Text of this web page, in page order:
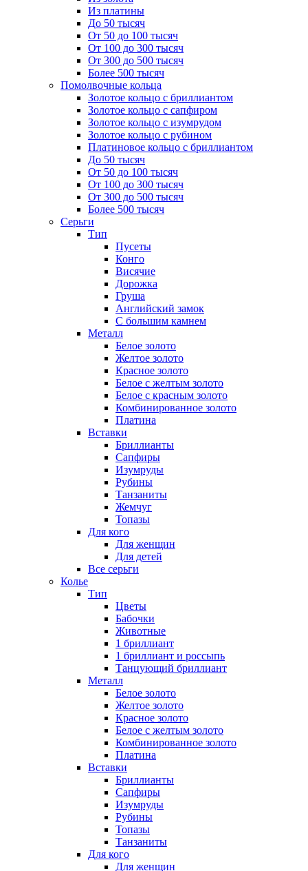
Из платины
До 50 тысяч
От 50 до 100 тысяч
От 100 до 300 тысяч
От 300 до 500 тысяч
Более 500 тысяч
Помолвочные кольца
Золотое кольцо с бриллиантом
Золотое кольцо с сапфиром
Золотое кольцо с изумрудом
Золотое кольцо с рубином
Платиновое кольцо с бриллиантом
До 50 тысяч
От 50 до 100 тысяч
От 100 до 300 тысяч
От 300 до 500 тысяч
Более 500 тысяч
Серьги
Тип
Пусеты
Конго
Висячие
Дорожка
Груша
Английский замок
С большим камнем
Металл
Белое золото
Желтое золото
Красное золото
Белое с желтым золото
Белое с красным золото
Комбинированное золото
Платина
Вставки
Бриллианты
Сапфиры
Изумруды
Рубины
Танзаниты
Жемчуг
Топазы
Для кого
Для женщин
Для детей
Все серьги
Колье
Тип
Цветы
Бабочки
Животные
1 бриллиант
1 бриллиант и россыпь
Танцующий бриллиант
Металл
Белое золото
Желтое золото
Красное золото
Белое с желтым золото
Комбинированное золото
Платина
Вставки
Бриллианты
Сапфиры
Изумруды
Рубины
Топазы
Танзаниты
Для кого
Для женщин